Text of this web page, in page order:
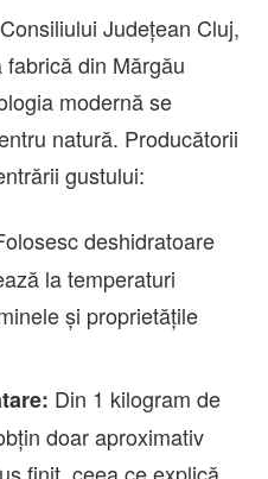
Județean Cluj,
din Mărgău
modernă se
natură. Producătorii
gustului:
deshidratoare
la temperaturi
și proprietățile
Din 1 kilogram de
doar aproximativ